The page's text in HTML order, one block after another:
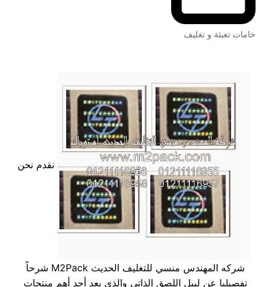
خامات تعبئة و تغليف
نقدم نحن
شركه المهندس منسي للتغليف الحديث M2Pack شرحاً
تفصيليا عن ليبل اللصق الذاتي والذي يعد أحد أهم منتجات